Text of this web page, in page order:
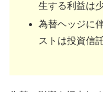
生する利益は
為替ヘッジに
ストは投資信